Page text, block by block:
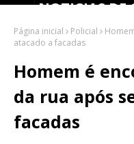
NOTICIAS DE
Página inicial Policial
atacado a facadas
Homem é
da rua após
facadas